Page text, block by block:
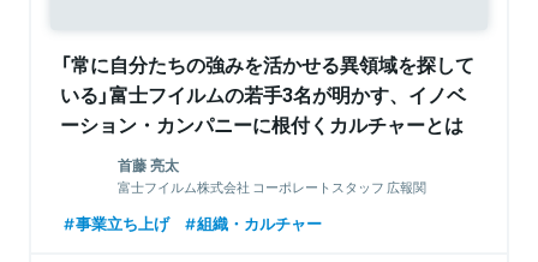
「常に自分たちの強みを活かせる異領域を探して
いる」富士フイルムの若手3名が明かす、イノベ
ーション・カンパニーに根付くカルチャーとは
首藤 亮太
富士フイルム株式会社 コーポレートスタッフ 広報関
事業立ち上げ 組織・カルチャー